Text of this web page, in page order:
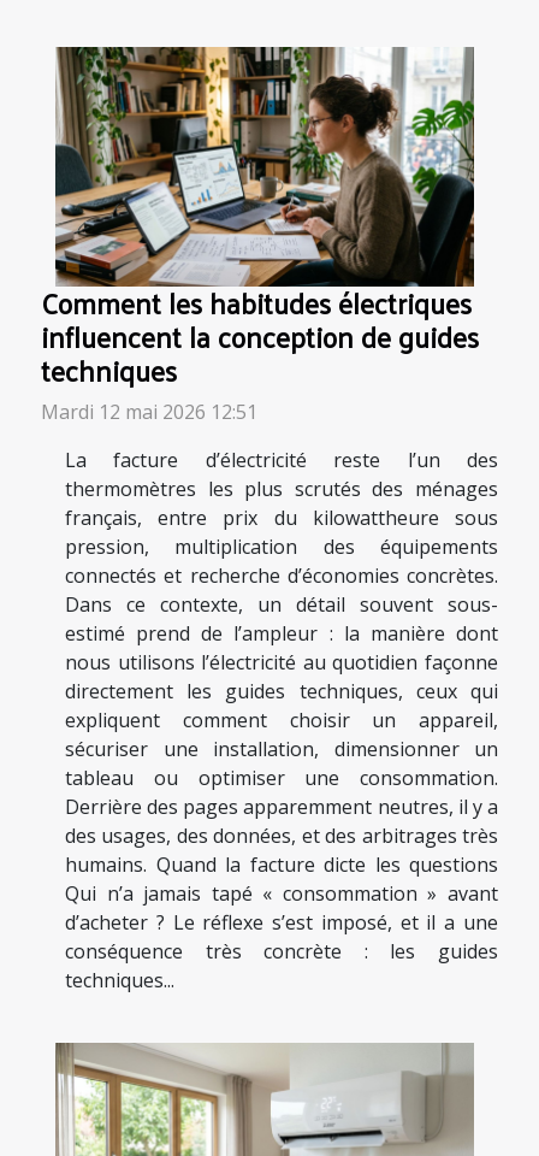
Comment les habitudes électriques
influencent la conception de guides
techniques
Mardi 12 mai 2026 12:51
La facture d’électricité reste l’un des
thermomètres les plus scrutés des ménages
français, entre prix du kilowattheure sous
pression, multiplication des équipements
connectés et recherche d’économies concrètes.
Dans ce contexte, un détail souvent sous-
estimé prend de l’ampleur : la manière dont
nous utilisons l’électricité au quotidien façonne
directement les guides techniques, ceux qui
expliquent comment choisir un appareil,
sécuriser une installation, dimensionner un
tableau ou optimiser une consommation.
Derrière des pages apparemment neutres, il y a
des usages, des données, et des arbitrages très
humains. Quand la facture dicte les questions
Qui n’a jamais tapé « consommation » avant
d’acheter ? Le réflexe s’est imposé, et il a une
conséquence très concrète : les guides
techniques...